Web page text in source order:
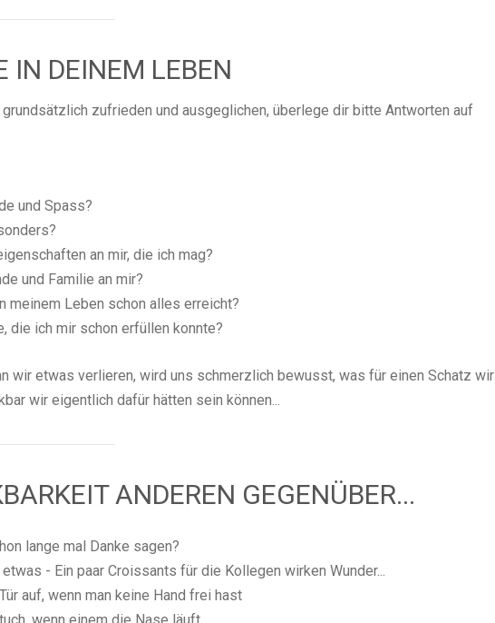
IN DEINEM LEBEN
grundsätzlich zufrieden und ausgeglichen, überlege dir bitte Antworten auf
und Spass?
an mir, die ich mag?
und Familie an mir?
meinem Leben schon alles erreicht?
die ich mir schon erfüllen konnte?
wir etwas verlieren, wird uns schmerzlich bewusst, was für einen Schatz wir
wir eigentlich dafür hätten sein können...
ANDEREN GEGENÜBER...
lange mal Danke sagen?
- Ein paar Croissants für die Kollegen wirken Wunder...
auf, wenn man keine Hand frei hast